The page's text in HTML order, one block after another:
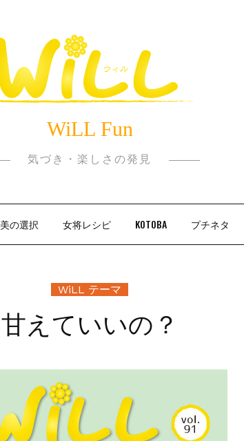
WiLL Fun
気づき・楽しさの発見
美の選択 女将レシピ KOTOBA プチネタ
WiLL テーマ
甘えていいの？